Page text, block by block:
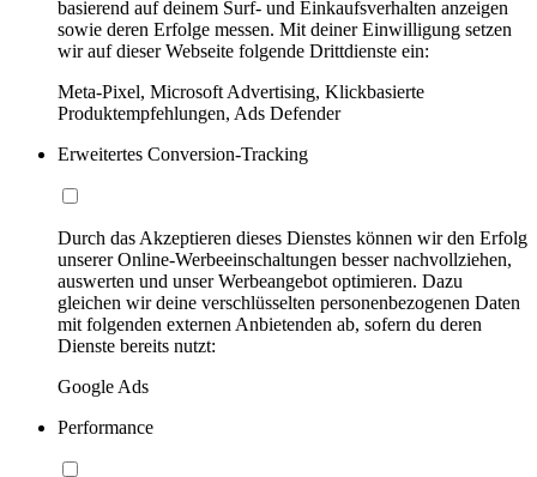
basierend auf deinem Surf- und Einkaufsverhalten anzeigen
sowie deren Erfolge messen. Mit deiner Einwilligung setzen
wir auf dieser Webseite folgende Drittdienste ein:
Meta-Pixel, Microsoft Advertising, Klickbasierte
Produktempfehlungen, Ads Defender
Erweitertes Conversion-Tracking
Durch das Akzeptieren dieses Dienstes können wir den Erfolg
unserer Online-Werbeeinschaltungen besser nachvollziehen,
auswerten und unser Werbeangebot optimieren. Dazu
gleichen wir deine verschlüsselten personenbezogenen Daten
mit folgenden externen Anbietenden ab, sofern du deren
Dienste bereits nutzt:
Google Ads
Performance